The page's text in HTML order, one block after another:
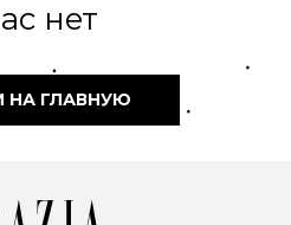
нет
НА ГЛАВНУЮ